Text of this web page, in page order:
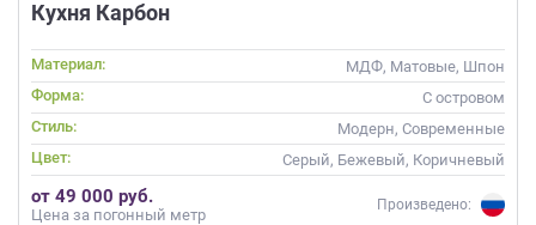
Кухня Карбон
Материал:
МДФ, Матовые, Шпон
Форма:
С островом
Стиль:
Модерн, Современные
Цвет:
Серый, Бежевый, Коричневый
от 49 000 руб.
Цена за погонный метр
Произведено: